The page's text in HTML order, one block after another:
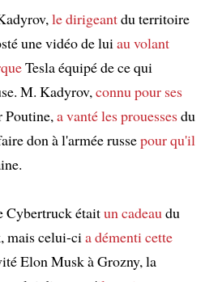
le dirigeantdu territoire
une vidéo de lui au volant
Tesla équipé de ce qui
M. Kadyrov, connu pour ses
a vanté les prouessesdu
don à l'armée russepour qu'il
Cybertruck étaitun cadeau du
mais celui-ci a démenti cette
Elon Musk à Grozny, la